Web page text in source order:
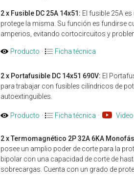
2 x Fusible DC 25A 14x51: El fusible 25A
protege la misma. Su función es fundirse
amperios, evitando cortocircuitos y
Producto · Ficha técnica
2 x Portafusible DC 14x51 690V: El
para trabajar con fusibles cilíndricos de
autoextinguibles.
Producto · Ficha técnica · Video
2 x Termomagnético 2P 32A 6KA
posee un amplio poder de corte para la
bipolar con una capacidad de corte de
sobrecargas. Cuenta con un grado de